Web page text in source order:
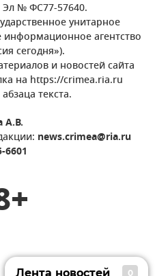
Эл № ФС77-57640.
унитарное
агентство
сегодня»).
и новостей сайта
на https://crimea.ria.ru
текста.
А.В.
news.crimea@ria.ru
6601
Лента новостей 0